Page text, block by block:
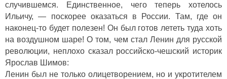
случившемся. Единственное, чего теперь хотелось
Ильичу, — поскорее оказаться в России. Там, где он
наконец-то будет полезен! Он был готов лететь туда хоть
на воздушном шаре! О том, чем стал Ленин для русской
революции, неплохо сказал российско-чешский историк
Ярослав Шимов:
Ленин был не только олицетворением, но и укротителем